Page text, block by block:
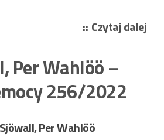
Czytaj dalej
Per Wahlöö –
256/2022
Per Wahlöö